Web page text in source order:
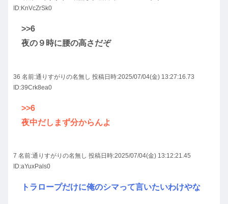
ID:KnVcZrSk0
>>6
夜の９時に腰の高さだぞ
36 名前:通りすがりの名無し 投稿日時:2025/07/04(金) 13:27:16.73
ID:39Crk8ea0
>>6
夜中だしまず分からんよ
7 名前:通りすがりの名無し 投稿日時:2025/07/04(金) 13:12:21.45
ID:aYuxPals0
トラロープだけに俺のシマって言いたいわけやな